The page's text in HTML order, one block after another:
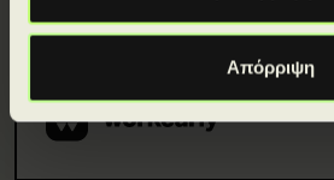
Απόρριψη